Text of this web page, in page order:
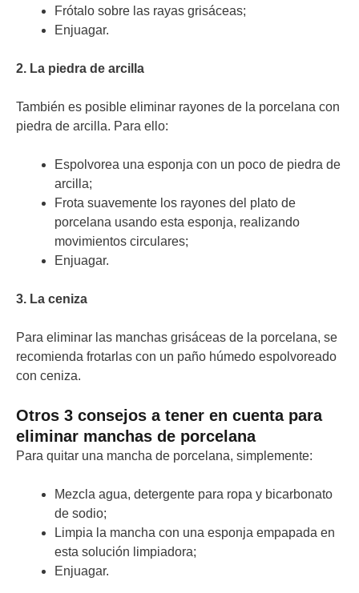
Frótalo sobre las rayas grisáceas;
Enjuagar.
2. La piedra de arcilla
También es posible eliminar rayones de la porcelana con
piedra de arcilla. Para ello:
Espolvorea una esponja con un poco de piedra de
arcilla;
Frota suavemente los rayones del plato de
porcelana usando esta esponja, realizando
movimientos circulares;
Enjuagar.
3. La ceniza
Para eliminar las manchas grisáceas de la porcelana, se
recomienda frotarlas con un paño húmedo espolvoreado
con ceniza.
Otros 3 consejos a tener en cuenta para
eliminar manchas de porcelana
Para quitar una mancha de porcelana, simplemente:
Mezcla agua, detergente para ropa y bicarbonato
de sodio;
Limpia la mancha con una esponja empapada en
esta solución limpiadora;
Enjuagar.